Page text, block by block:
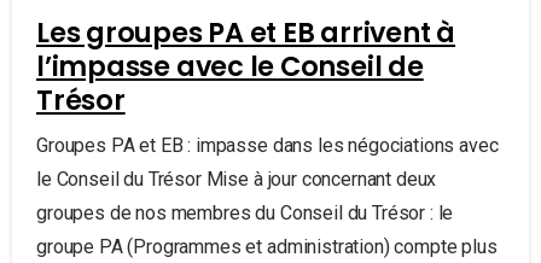
Les groupes PA et EB arrivent à
l’impasse avec le Conseil de
Trésor
Groupes PA et EB : impasse dans les négociations avec
le Conseil du Trésor Mise à jour concernant deux
groupes de nos membres du Conseil du Trésor : le
groupe PA (Programmes et administration) compte plus